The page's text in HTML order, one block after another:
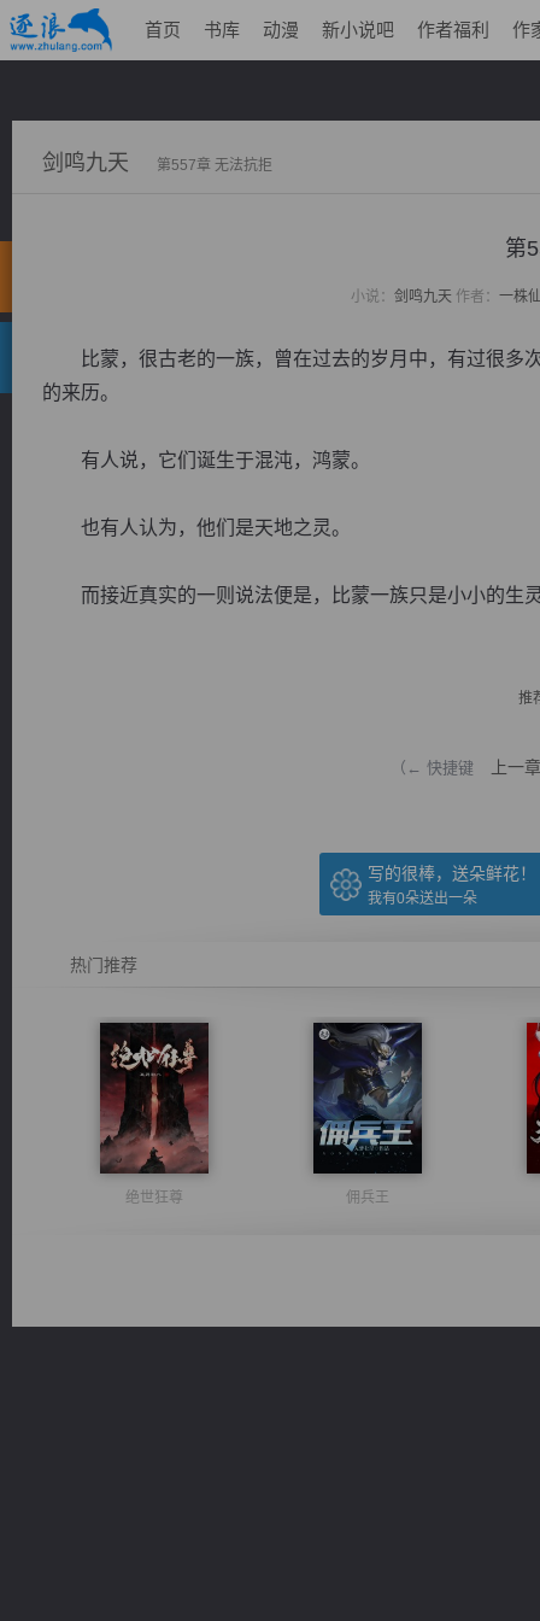
首页 书库 动漫 新小说吧 作者福利 作
剑鸣九天 第557章 无法抗拒
第
小说： 剑鸣九天 作者： 一株
比蒙，很古老的一族，曾在过去的岁月中，有过很多
的来历。
有人说，它们诞生于混沌，鸿蒙。
也有人认为，他们是天地之灵。
而接近真实的一则说法便是，比蒙一族只是小小的生
推
（← 快捷键 上一章
写的很棒，送朵鲜花！
我有0朵送出一朵
热门推荐
绝世狂尊 佣兵王